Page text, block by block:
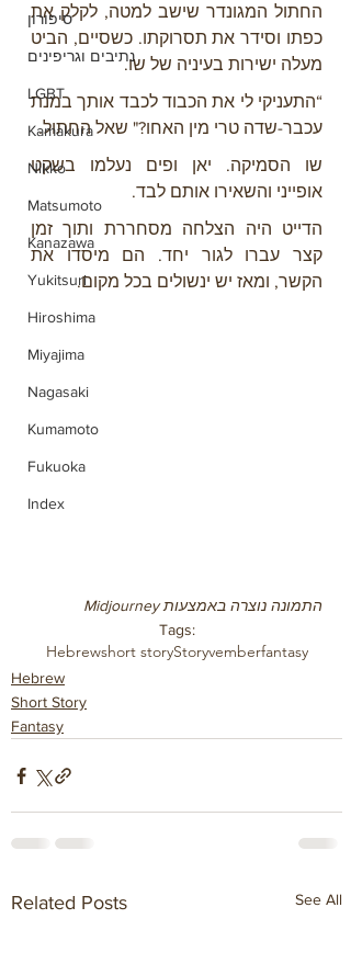
סיפורון
נתיבים וגריפינים
LGBT
Kamakura
Nikko
Matsumoto
Kanazawa
Yukitsuri
Hiroshima
Miyajima
Nagasaki
Kumamoto
Fukuoka
Index
החתול המגונדר שישב למטה, לקלק את
מעלה ישירות בעיניה של שו.
“התעניקי לי את הכבוד לכבד אותך במנת
עכבר-שדה טרי מין האחו?" שאל החתול.
שו הסמיקה. יאן ופים נעלמו בשקט
אופייני והשאירו אותם לבד.
הקשר, ומאז יש ינשולים בכל מקום.
התמונה נוצרה באמצעות Midjourney
Tags:
Hebrewshort storyStoryvemberfantasy
Hebrew
Short Story
Fantasy
Related Posts See All